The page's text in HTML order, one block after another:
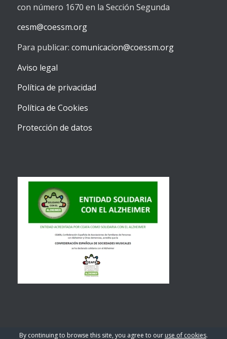
con número 1670 en la Sección Segunda
cesm@coessm.org
Para publicar: comunicacion@coessm.org
Aviso legal
Política de privacidad
Política de Cookies
Protección de datos
By continuing to browse this site, you agree to our use of cookies.